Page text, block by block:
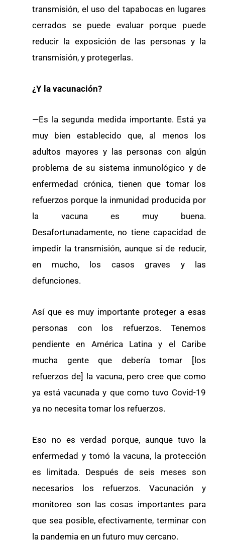
transmisión, el uso del tapabocas en lugares
cerrados se puede evaluar porque puede
reducir la exposición de las personas y la
transmisión, y protegerlas.
¿Y la vacunación?
—Es la segunda medida importante. Está ya
muy bien establecido que, al menos los
adultos mayores y las personas con algún
problema de su sistema inmunológico y de
enfermedad crónica, tienen que tomar los
refuerzos porque la inmunidad producida por
la vacuna es muy buena.
Desafortunadamente, no tiene capacidad de
impedir la transmisión, aunque sí de reducir,
en mucho, los casos graves y las
defunciones.
Así que es muy importante proteger a esas
personas con los refuerzos. Tenemos
pendiente en América Latina y el Caribe
mucha gente que debería tomar [los
refuerzos de] la vacuna, pero cree que como
ya está vacunada y que como tuvo Covid-19
ya no necesita tomar los refuerzos.
Eso no es verdad porque, aunque tuvo la
enfermedad y tomó la vacuna, la protección
es limitada. Después de seis meses son
necesarios los refuerzos. Vacunación y
monitoreo son las cosas importantes para
que sea posible, efectivamente, terminar con
la pandemia en un futuro muy cercano.